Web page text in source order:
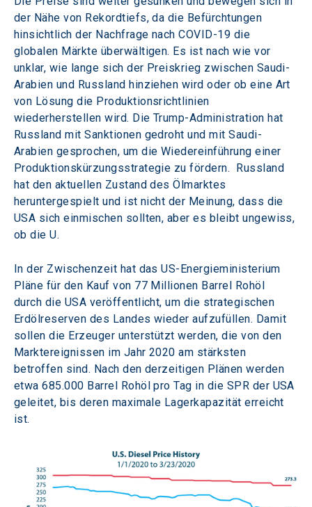
der Nähe von Rekordtiefs, da die Befürchtungen
hinsichtlich der Nachfrage nach COVID-19 die
globalen Märkte überwältigen. Es ist nach wie vor
unklar, wie lange sich der Preiskrieg zwischen Saudi-
Arabien und Russland hinziehen wird oder ob eine Art
von Lösung die Produktionsrichtlinien
wiederherstellen wird. Die Trump-Administration hat
Russland mit Sanktionen gedroht und mit Saudi-
Arabien gesprochen, um die Wiedereinführung einer
Produktionskürzungsstrategie zu fördern.  Russland
hat den aktuellen Zustand des Ölmarktes
heruntergespielt und ist nicht der Meinung, dass die
USA sich einmischen sollten, aber es bleibt ungewiss,
ob die U.
In der Zwischenzeit hat das US-Energieministerium
Pläne für den Kauf von 77 Millionen Barrel Rohöl
durch die USA veröffentlicht, um die strategischen
Erdölreserven des Landes wieder aufzufüllen. Damit
sollen die Erzeuger unterstützt werden, die von den
Marktereignissen im Jahr 2020 am stärksten
betroffen sind. Nach den derzeitigen Plänen werden
etwa 685.000 Barrel Rohöl pro Tag in die SPR der USA
geleitet, bis deren maximale Lagerkapazität erreicht
ist.